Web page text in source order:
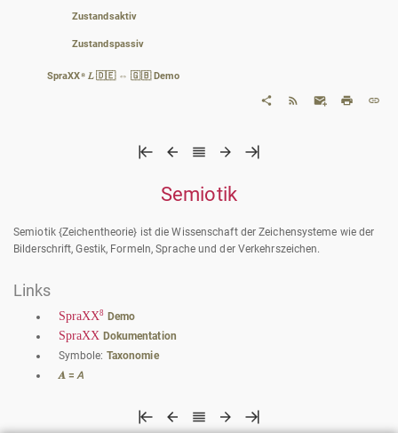
Zustandsaktiv
Zustandspassiv
SpraXX⁸ 𝐿 🇩🇪 ⇔ 🇬🇧 Demo
Semiotik
Semiotik {Zeichentheorie} ist die Wissenschaft der Zeichensysteme wie der
Bilderschrift, Gestik, Formeln, Sprache und der Verkehrszeichen.
Links
SpraXX8 Demo
SpraXX Dokumentation
Symbole: Taxonomie
𝑨 = 𝘈